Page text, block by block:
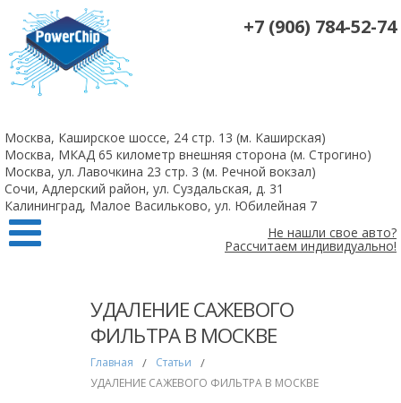
+7 (906) 784-52-74
Заказать
Москва, Каширское шоссе, 24 стр. 13 (м. Каширская)
Москва, МКАД 65 километр внешняя сторона (м. Строгино)
Москва, ул. Лавочкина 23 стр. 3 (м. Речной вокзал)
Сочи, Адлерский район, ул. Суздальская, д. 31
Калининград, Малое Васильково, ул. Юбилейная 7
Не нашли свое авто?
Рассчитаем индивидуально!
УДАЛЕНИЕ САЖЕВОГО
ФИЛЬТРА В МОСКВЕ
Главная / Статьи /
УДАЛЕНИЕ САЖЕВОГО ФИЛЬТРА В МОСКВЕ